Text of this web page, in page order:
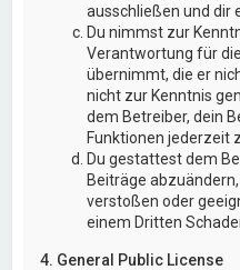
ausschließen und dir
Du nimmst zur
Verantwortung für
übernimmt, die er
nicht zur Kenntnis
dem Betreiber, dein
Funktionen jederzeit
Du gestattest dem
Beiträge
verstoßen oder
einem Dritten
4. General Public License